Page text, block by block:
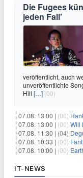
Die Fugees
jeden Fall'
veröffentlicht, auch
unveröffentlichte
Hill […] (00)
07.08. 13:00 | (00)
07.08. 13:00 | (00) Will
07.08. 11:30 | (04)
07.08. 10:33 | (00)
07.08. 10:00 | (00) Earth,
IT-NEWS